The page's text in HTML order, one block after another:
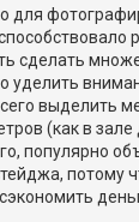
для
сделать
уделить
выделить
(как в зале
популярно
потому